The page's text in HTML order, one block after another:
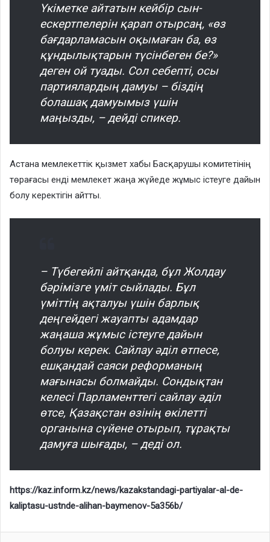
Үкіметке айтатын кейбір сын-
ескертпелерін қарап отырсаң, «өз
бағдарламасын оқымаған ба, өз
құндылықтарын түсінбеген бе?»
деген ой туады. Сол себепті, осы
партиялардың дамуы – біздің
болашақ дамуымыз үшін
маңызды, – дейді спикер.
Астана мемлекеттік қызмет хабы Басқарушы комитетінің
төрағасы енді мемлекет жаңа жүйеде жұмыс істеуге дайын
болу керектігін айтты.
– Түбегейлі айтқанда, бұл Жолдау
бәрімізге үміт сыйлады. Бұл
үміттің ақталуы үшін барлық
деңгейдегі жауапты адамдар
жаңаша жұмыс істеуге дайын
болуы керек. Сайлау әділ өтпесе,
ешқандай саяси реформаның
мағынасы болмайды. Сондықтан
келесі Парламенттегі сайлау әділ
өтсе, Қазақстан өзінің өкілетті
органына сүйене отырып, тұрақты
дамуға шығады, – деді ол.
https://kaz.inform.kz/news/kazakstandagi-partiyalar-al-de-
kaliptasu-ustnde-alihan-baymenov-5a356b/